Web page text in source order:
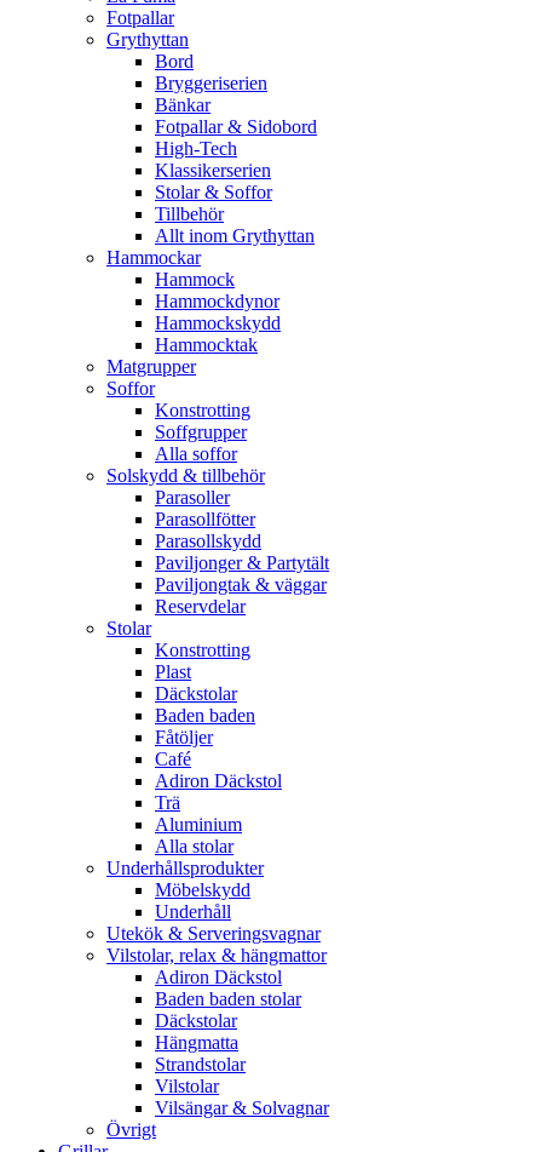
Fotpallar
Grythyttan
Bord
Bryggeriserien
Bänkar
Fotpallar & Sidobord
High-Tech
Klassikerserien
Stolar & Soffor
Tillbehör
Allt inom Grythyttan
Hammockar
Hammock
Hammockdynor
Hammockskydd
Hammocktak
Matgrupper
Soffor
Konstrotting
Soffgrupper
Alla soffor
Solskydd & tillbehör
Parasoller
Parasollfötter
Parasollskydd
Paviljonger & Partytält
Paviljongtak & väggar
Reservdelar
Stolar
Konstrotting
Plast
Däckstolar
Baden baden
Fåtöljer
Café
Adiron Däckstol
Trä
Aluminium
Alla stolar
Underhållsprodukter
Möbelskydd
Underhåll
Utekök & Serveringsvagnar
Vilstolar, relax & hängmattor
Adiron Däckstol
Baden baden stolar
Däckstolar
Hängmatta
Strandstolar
Vilstolar
Vilsängar & Solvagnar
Övrigt